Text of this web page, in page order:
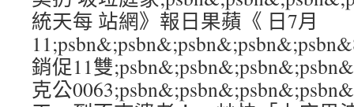
統天每 站網》報日果蘋《 日7月
銷促11雙
克公